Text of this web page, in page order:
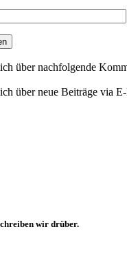
über nachfolgende
über neue Beiträge via
wir drüber.